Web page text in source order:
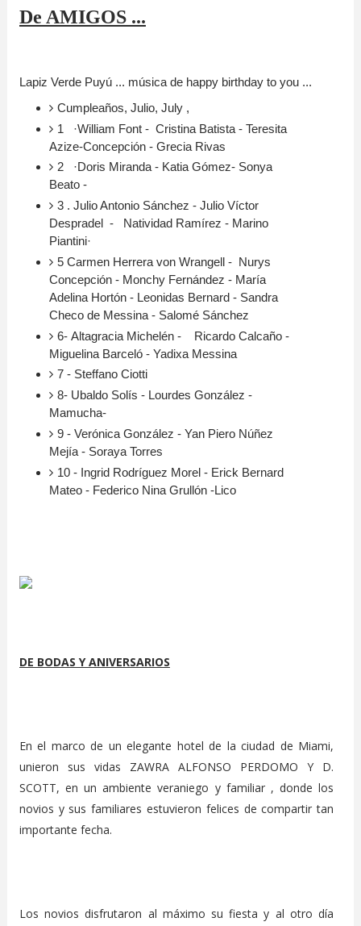
De AMIGOS ...
Lapiz Verde Puyú ... música de happy birthday to you ...
Cumpleaños, Julio, July ,
1 ·William Font - Cristina Batista - Teresita
Azize-Concepción - Grecia Rivas
2 ·Doris Miranda - Katia Gómez- Sonya
Beato -
3 . Julio Antonio Sánchez - Julio Víctor
Despradel - Natividad Ramírez - Marino
Piantini·
5 Carmen Herrera von Wrangell - Nurys
Concepción - Monchy Fernández - María
Adelina Hortón - Leonidas Bernard - Sandra
Checo de Messina - Salomé Sánchez
6- Altagracia Michelén - Ricardo Calcaño -
Miguelina Barceló - Yadixa Messina
7 - Steffano Ciotti
8- Ubaldo Solís - Lourdes González -
Mamucha-
9 - Verónica González - Yan Piero Núñez
Mejía - Soraya Torres
10 - Ingrid Rodríguez Morel - Erick Bernard
Mateo - Federico Nina Grullón -Lico
DE BODAS Y ANIVERSARIOS
En el marco de un elegante hotel de la ciudad de Miami,
unieron sus vidas ZAWRA ALFONSO PERDOMO Y D.
SCOTT, en un ambiente veraniego y familiar , donde los
novios y sus familiares estuvieron felices de compartir tan
importante fecha.
Los novios disfrutaron al máximo su fiesta y al otro día